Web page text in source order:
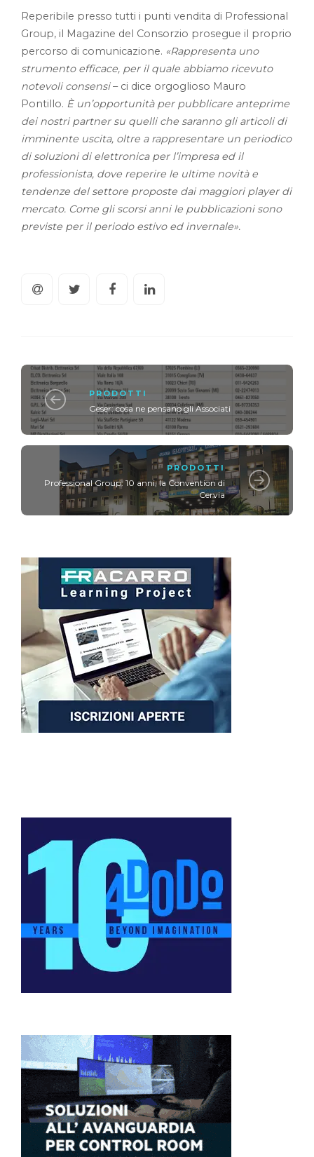
Reperibile presso tutti i punti vendita di Professional
Group, il Magazine del Consorzio prosegue il proprio
percorso di comunicazione. «Rappresenta uno
strumento efficace, per il quale abbiamo ricevuto
notevoli consensi– ci dice orgoglioso Mauro
Pontillo. È un’opportunità per pubblicare anteprime
dei nostri partner su quelli che saranno gli articoli di
imminente uscita, oltre a rappresentare un periodico
di soluzioni di elettronica per l’impresa ed il
professionista, dove reperire le ultime novità e
tendenze del settore proposte dai maggiori player di
mercato. Come gli scorsi anni le pubblicazioni sono
previste per il periodo estivo ed invernale».
PRODOTTI
Geser: cosa ne pensano gli Associati
PRODOTTI
Professional Group: 10 anni, la Convention di
Cervia